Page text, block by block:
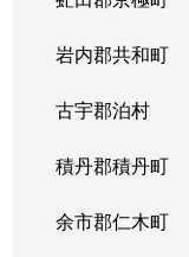
岩内郡共和町
古宇郡泊村
積丹郡積丹町
余市郡仁木町